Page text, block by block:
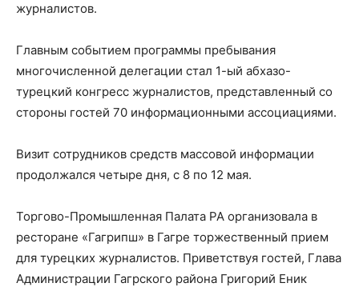
журналистов.
Главным событием программы пребывания
многочисленной делегации стал 1-ый абхазо-
турецкий конгресс журналистов, представленный со
стороны гостей 70 информационными ассоциациями.
Визит сотрудников средств массовой информации
продолжался четыре дня, с 8 по 12 мая.
Торгово-Промышленная Палата РА организовала в
ресторане «Гагрипш» в Гагре торжественный прием
для турецких журналистов. Приветствуя гостей, Глава
Администрации Гагрского района Григорий Еник